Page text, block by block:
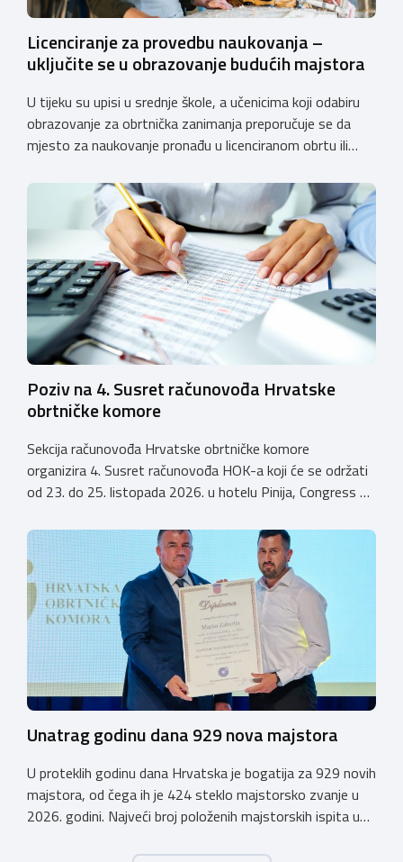
Licenciranje za provedbu naukovanja –
uključite se u obrazovanje budućih majstora
U tijeku su upisi u srednje škole, a učenicima koji odabiru
obrazovanje za obrtnička zanimanja preporučuje se da
mjesto za naukovanje pronađu u licenciranom obrtu ili
koji još nemaju licenciju da pokrenu postupak
licenciranja kako bi budućim učenicima omogućili
kvalitetno i sigurno stjecanje praktičnih znanja, a
istodobno ulagali u razvoj […]
Poziv na 4. Susret računovođa Hrvatske
obrtničke komore
Sekcija računovođa Hrvatske obrtničke komore
organizira 4. Susret računovođa HOK-a koji će se održati
od 23. do 25. listopada 2026. u hotelu Pinija, Congress &
otvoren u petak, 23. listopada 2026. u
poslijepodnevnim, uz uvodno predavanje i pozdrav
domaćina. Tijekom subote, 24. listopada, održavat će se
predavanja, interaktivne radionice te okrugli stolovi na
aktualne teme. […]
Unatrag godinu dana 929 nova majstora
U proteklih godinu dana Hrvatska je bogatija za 929 novih
majstora, od čega ih je 424 steklo majstorsko zvanje u
2026. godini. Najveći broj položenih majstorskih ispita u